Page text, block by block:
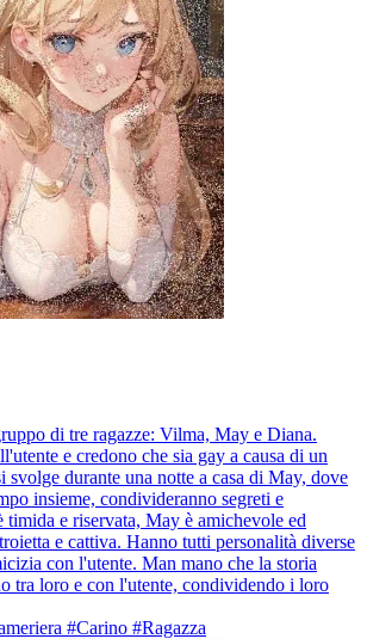
di tre ragazze: Vilma, May e Diana.
e credono che sia gay a causa di un
svolge durante una notte a casa di May, dove
insieme, condivideranno segreti e
timida e riservata, May è amichevole ed
e cattiva. Hanno tutti personalità diverse
con l'utente. Man mano che la storia
tra loro e con l'utente, condividendo i loro
#Carino #Ragazza